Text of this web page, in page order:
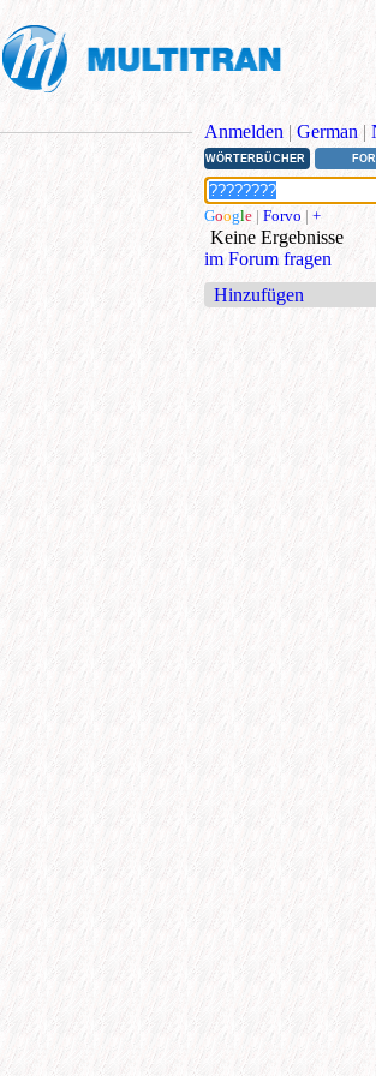
Anmelden | German |
WÖRTERBÜCHER
Google | Forvo | +
Keine Ergebnisse
im Forum fragen
Hinzufügen